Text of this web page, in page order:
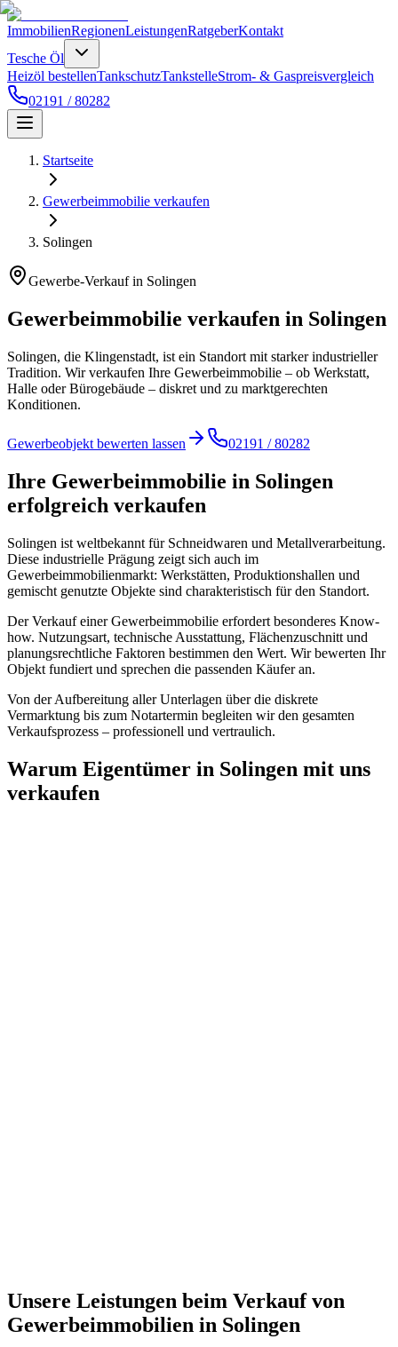
ImmobilienRegionenLeistungenRatgeberKontakt
Tesche Öl
Heizöl bestellenTankschutzTankstelleStrom- & Gaspreisvergleich
02191 / 80282
Startseite
Gewerbeimmobilie verkaufen
Solingen
Gewerbe-Verkauf in Solingen
Gewerbeimmobilie verkaufen in Solingen
Solingen, die Klingenstadt, ist ein Standort mit starker industrieller
Tradition. Wir verkaufen Ihre Gewerbeimmobilie – ob Werkstatt,
Halle oder Bürogebäude – diskret und zu marktgerechten
Konditionen.
Gewerbeobjekt bewerten lassen 02191 / 80282
Ihre Gewerbeimmobilie in Solingen
erfolgreich verkaufen
Solingen ist weltbekannt für Schneidwaren und Metallverarbeitung.
Diese industrielle Prägung zeigt sich auch im
Gewerbeimmobilienmarkt: Werkstätten, Produktionshallen und
gemischt genutzte Objekte sind charakteristisch für den Standort.
Der Verkauf einer Gewerbeimmobilie erfordert besonderes Know-
how. Nutzungsart, technische Ausstattung, Flächenzuschnitt und
planungsrechtliche Faktoren bestimmen den Wert. Wir bewerten Ihr
Objekt fundiert und sprechen die passenden Käufer an.
Von der Aufbereitung aller Unterlagen über die diskrete
Vermarktung bis zum Notartermin begleiten wir den gesamten
Verkaufsprozess – professionell und vertraulich.
Warum Eigentümer in Solingen mit uns
verkaufen
Unsere Leistungen beim Verkauf von
Gewerbeimmobilien in Solingen